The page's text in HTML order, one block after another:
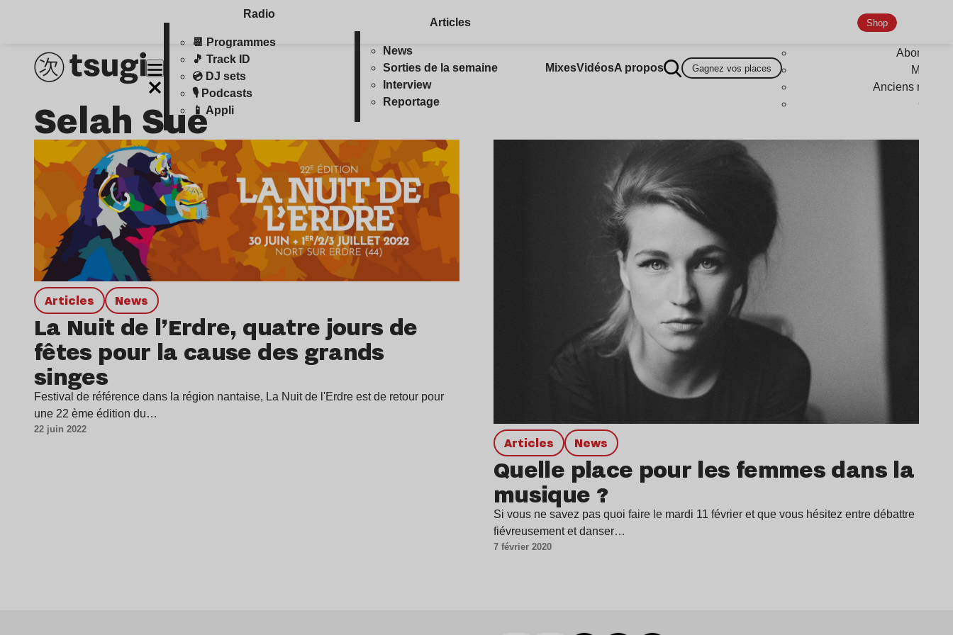
Radio
📆 Programmes
🎵 Track ID
💿 DJ sets
🎙️ Podcasts
📱 Appli
Articles
News
Sorties de la semaine
Interview
Reportage
MixesVidéosA propos Gagnez vos places
Shop
Anciens
Selah Sue
Articles news
La Nuit de l’Erdre, quatre jours de
fêtes pour la cause des grands
singes
Festival de référence dans la région nantaise, La Nuit de l'Erdre est de retour pour
une 22 ème édition du…
22 juin 2022
Articles news
Quelle place pour les femmes dans la
musique ?
Si vous ne savez pas quoi faire le mardi 11 février et que vous hésitez entre débattre
fiévreusement et danser…
7 février 2020